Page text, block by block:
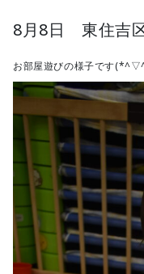
8月8日 東住吉
お部屋遊びの様子です